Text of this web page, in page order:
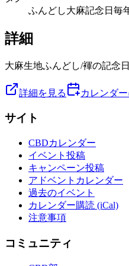
ふんどし大麻記念日 毎
詳細
大麻生地ふんどし/褌の記念
詳細を見る カレンダ
サイト
CBDカレンダー
イベント投稿
キャンペーン投稿
アドベントカレンダー
過去のイベント
カレンダー購読 (iCal)
注意事項
コミュニティ